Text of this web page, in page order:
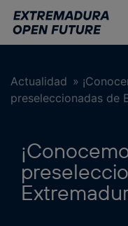
contenido
Actualidad »
preseleccionadas de